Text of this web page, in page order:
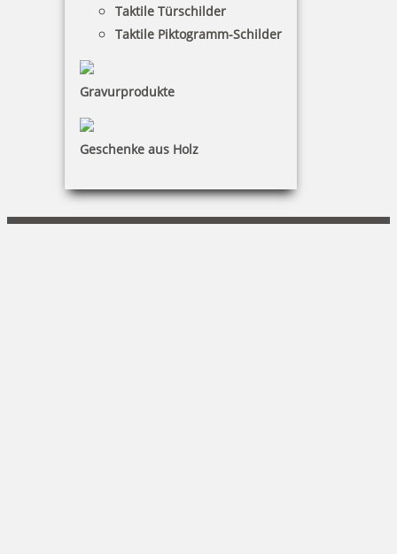
Taktile Türschilder
Taktile Piktogramm-Schilder
Gravurprodukte
Geschenke aus Holz
KONTAKT
SBP Potsdam GmbH
0171 - 287 86 43